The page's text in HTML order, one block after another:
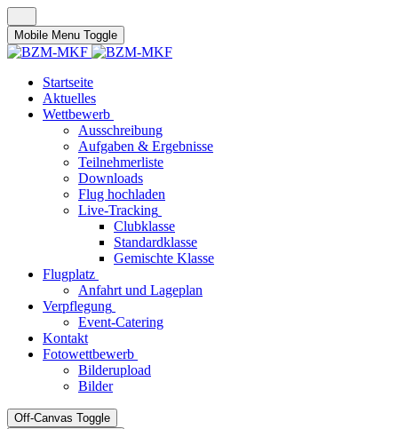
Mobile Menu Toggle
Startseite
Aktuelles
Wettbewerb
Ausschreibung
Aufgaben & Ergebnisse
Teilnehmerliste
Downloads
Flug hochladen
Live-Tracking
Clubklasse
Standardklasse
Gemischte Klasse
Flugplatz
Anfahrt und Lageplan
Verpflegung
Event-Catering
Kontakt
Fotowettbewerb
Bilderupload
Bilder
Off-Canvas Toggle